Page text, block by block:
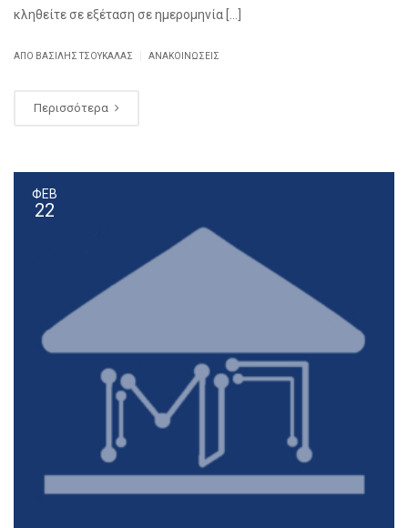
κληθείτε σε εξέταση σε ημερομηνία […]
ΑΠΌ ΒΑΣΊΛΗΣ ΤΣΟΥΚΑΛΆΣ ΑΝΑΚΟΙΝΏΣΕΙΣ
Περισσότερα
ΦΕΒ
22